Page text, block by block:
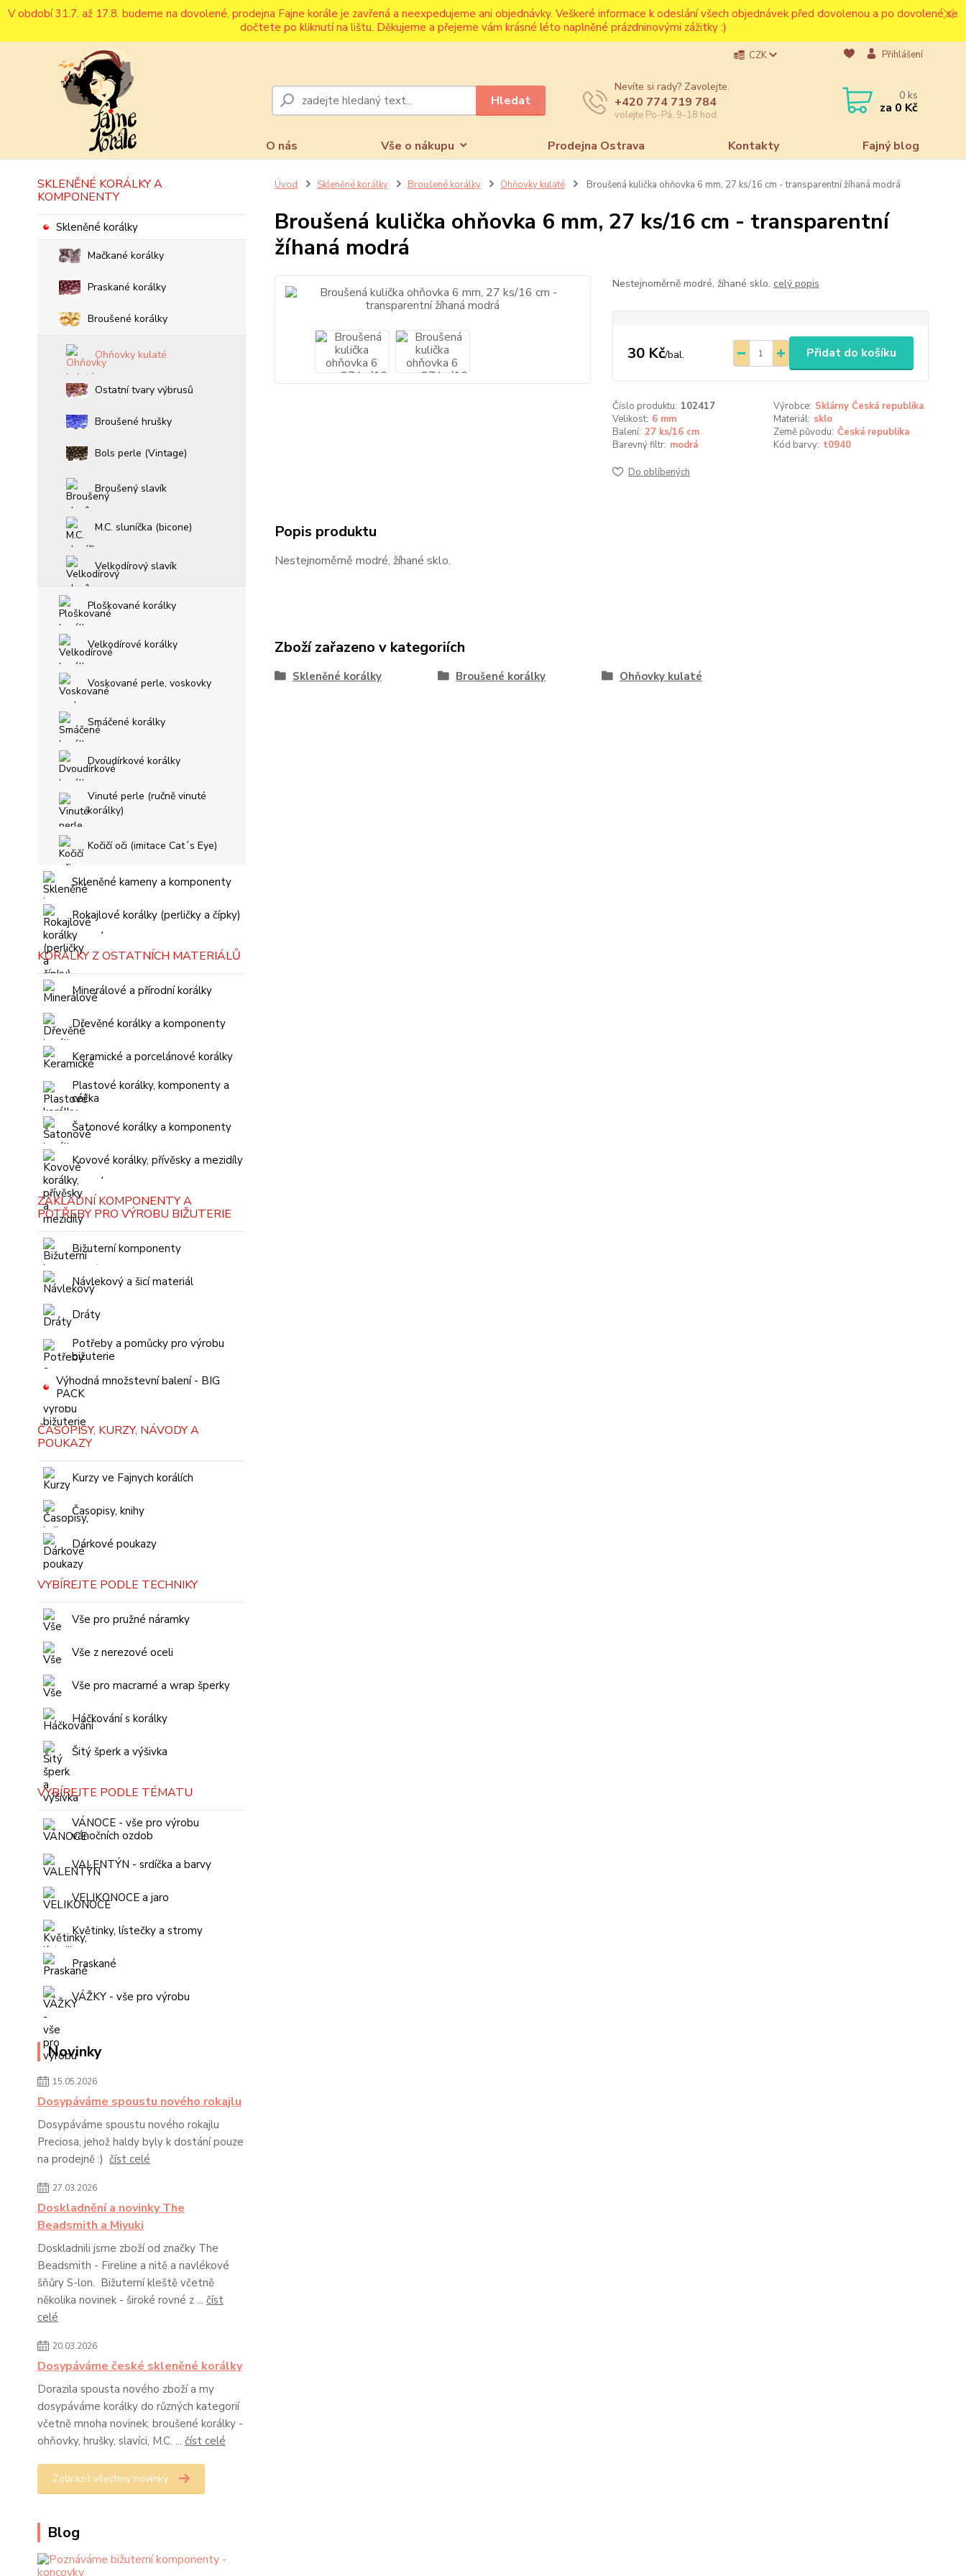
V období 31.7. až 17.8. budeme na dovolené, prodejna Fajne korále je zavřená a neexpedujeme ani objednávky. Veškeré informace k odeslání všech objednávek před dovolenou a po dovolené se
dočtete po kliknutí na lištu. Děkujeme a přejeme vám krásné léto naplněné prázdninovými zážitky :)
O nás Vše o nákupu Prodejna Ostrava Kontakty Fajný blog
CZK Přihlášení
Hledat
Nevíte si rady? Zavolejte.
+420 774 719 784
volejte Po-Pá, 9-18 hod.
0 ks
za 0 Kč
SKLENĚNÉ KORÁLKY A
KOMPONENTY
Skleněné korálky
Mačkané korálky
Praskané korálky
Broušené korálky
Ohňovky kulaté
Ostatní tvary výbrusů
Broušené hrušky
Bols perle (Vintage)
Broušený slavík
M.C. sluníčka (bicone)
Velkodírový slavík
Ploškované korálky
Velkodírové korálky
Voskované perle, voskovky
Smáčené korálky
Dvoudírkové korálky
Vinuté perle (ručně vinuté
korálky)
Kočičí oči (imitace Cat´s Eye)
Skleněné kameny a komponenty
Rokajlové korálky (perličky a čípky)
KORÁLKY Z OSTATNÍCH MATERIÁLŮ
Minerálové a přírodní korálky
Dřevěné korálky a komponenty
Keramické a porcelánové korálky
Plastové korálky, komponenty a
céčka
Šatonové korálky a komponenty
Kovové korálky, přívěsky a mezidíly
ZÁKLADNÍ KOMPONENTY A
POTŘEBY PRO VÝROBU BIŽUTERIE
Bižuterní komponenty
Návlekový a šicí materiál
Dráty
Potřeby a pomůcky pro výrobu
bižuterie
Výhodná množstevní balení - BIG
PACK
ČASOPISY, KURZY, NÁVODY A
POUKAZY
Kurzy ve Fajnych korálích
Časopisy, knihy
Dárkové poukazy
VYBÍREJTE PODLE TECHNIKY
Vše pro pružné náramky
Vše z nerezové oceli
Vše pro macramé a wrap šperky
Háčkování s korálky
Šitý šperk a výšivka
VYBÍREJTE PODLE TÉMATU
VÁNOCE - vše pro výrobu
vánočních ozdob
VALENTÝN - srdíčka a barvy
VELIKONOCE a jaro
Květinky, lístečky a stromy
Praskané
VÁŽKY - vše pro výrobu
Novinky
15.05.2026
Dosypáváme spoustu nového rokajlu
Dosypáváme spoustu nového rokajlu
Preciosa, jehož haldy byly k dostání pouze
na prodejně :) číst celé
27.03.2026
Doskladnění a novinky The
Beadsmith a Miyuki
Doskladnili jsme zboží od značky The
Beadsmith - Fireline a nitě a navlékové
šňůry S-lon. Bižuterní kleště včetně
několika novinek - široké rovné z ... číst
celé
20.03.2026
Dosypáváme české skleněné korálky
Dorazila spousta nového zboží a my
dosypáváme korálky do různých kategorií
včetně mnoha novinek: broušené korálky -
ohňovky, hrušky, slavíci, M.C. ... číst celé
Zobrazit všechny novinky
Blog
Úvod Skleněné korálky Broušené korálky Ohňovky kulaté Broušená kulička ohňovka 6 mm, 27 ks/16 cm - transparentní žíhaná modrá
Broušená kulička ohňovka 6 mm, 27 ks/16 cm - transparentní
žíhaná modrá
Nestejnoměrně modré, žíhané sklo. celý popis
30 Kč/bal. Přidat do košíku
Číslo produktu: 102417 Výrobce: Sklárny Česká republika
Velikost: 6 mm Materiál: sklo
Balení: 27 ks/16 cm Země původu: Česká republika
Barevný filtr: modrá Kód barvy: t0940
Do oblíbených
Popis produktu
Nestejnoměrně modré, žíhané sklo.
Zboží zařazeno v kategoriích
Skleněné korálky Broušené korálky Ohňovky kulaté